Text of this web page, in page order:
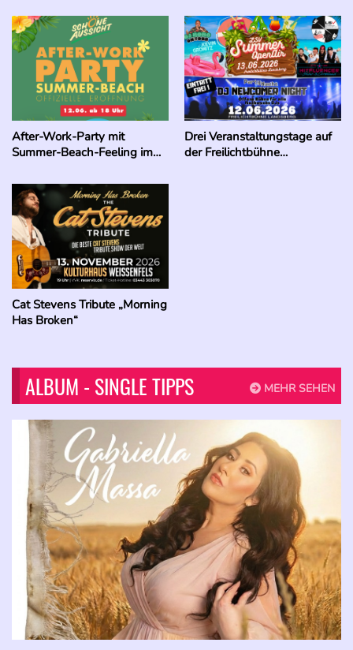
After-Work-Party mit
Summer-Beach-Feeling im
Aussicht“ Leißling
Drei Veranstaltungstage auf
der Freilichtbühne
Cat Stevens Tribute „Morning
Has Broken“
MEHR SEHEN
ALBUM - SINGLE TIPPS